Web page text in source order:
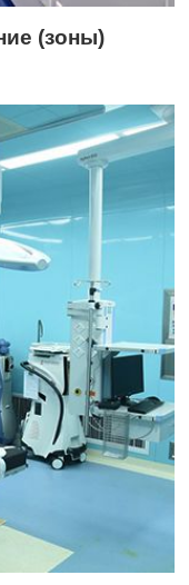
(зоны)